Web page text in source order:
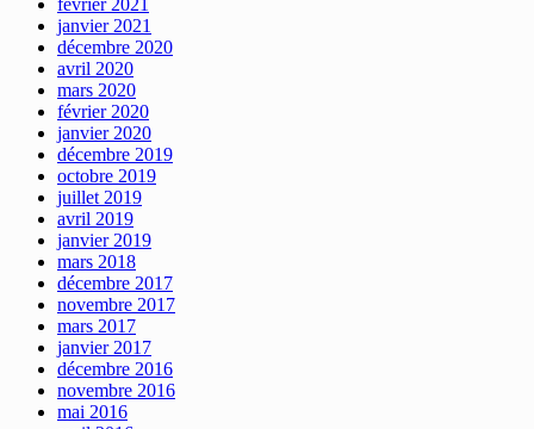
janvier 2021
décembre 2020
avril 2020
mars 2020
février 2020
janvier 2020
décembre 2019
octobre 2019
juillet 2019
avril 2019
janvier 2019
mars 2018
décembre 2017
novembre 2017
mars 2017
janvier 2017
décembre 2016
novembre 2016
mai 2016